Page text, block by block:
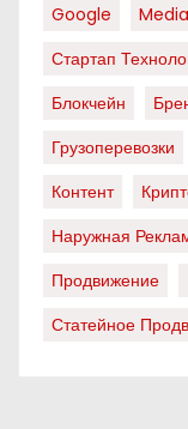
Google
Media
Стартап
Блокчейн
Грузоперевозки
Контент
Наружная
Продвижение
Статейное